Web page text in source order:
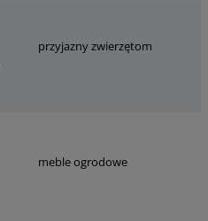
przyjazny zwierzętom
meble ogrodowe